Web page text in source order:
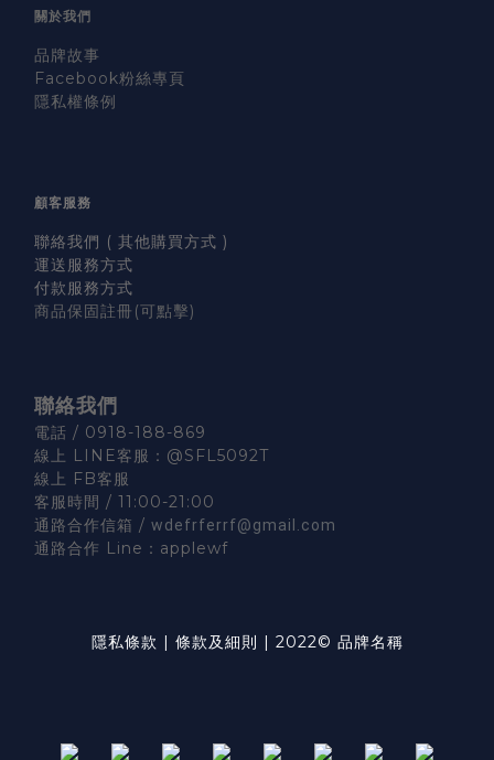
關於我們
品牌故事
Facebook粉絲專頁
隱私權條例
顧客服務
聯絡我們 ( 其他購買方式 )
運送服務方式
付款服務方式
商品保固註冊 (可點擊)
聯絡我們
電話 / 0918-188-869
線上 LINE客服： @SFL5092T
線上 FB客服
客服時間 / 11:00-21:00
通路合作信箱 / wdefrferrf@gmail.com
通路合作 Line： applewf
隱私條款 | 條款及細則 | 2022© 品牌名稱